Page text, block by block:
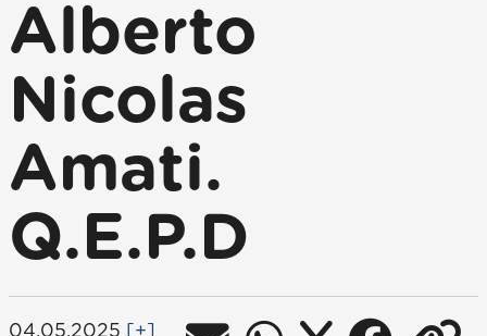
Alberto
Nicolas
Amati.
Q.E.P.D
04.05.2025 [+]